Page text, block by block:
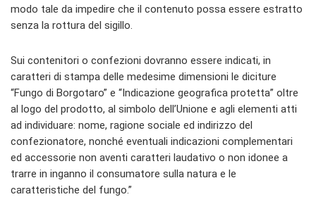
modo tale da impedire che il contenuto possa essere estratto
senza la rottura del sigillo.
Sui contenitori o confezioni dovranno essere indicati, in
caratteri di stampa delle medesime dimensioni le diciture
“Fungo di Borgotaro” e “Indicazione geografica protetta” oltre
al logo del prodotto, al simbolo dell’Unione e agli elementi atti
ad individuare: nome, ragione sociale ed indirizzo del
confezionatore, nonché eventuali indicazioni complementari
ed accessorie non aventi caratteri laudativo o non idonee a
trarre in inganno il consumatore sulla natura e le
caratteristiche del fungo.”